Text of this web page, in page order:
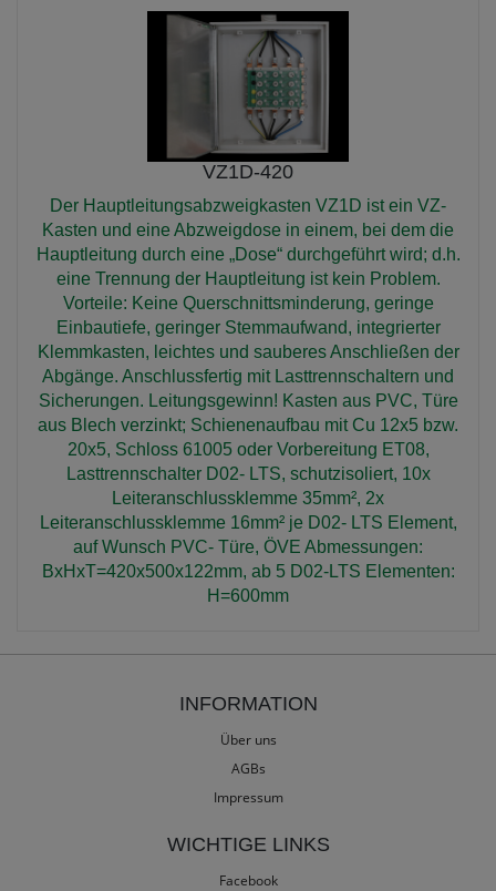
VZ1D-420
Der Hauptleitungsabzweigkasten VZ1D ist ein VZ-
Kasten und eine Abzweigdose in einem, bei dem die
Hauptleitung durch eine „Dose“ durchgeführt wird; d.h.
eine Trennung der Hauptleitung ist kein Problem.
Vorteile: Keine Querschnittsminderung, geringe
Einbautiefe, geringer Stemmaufwand, integrierter
Klemmkasten, leichtes und sauberes Anschließen der
Abgänge. Anschlussfertig mit Lasttrennschaltern und
Sicherungen. Leitungsgewinn! Kasten aus PVC, Türe
aus Blech verzinkt; Schienenaufbau mit Cu 12x5 bzw.
20x5, Schloss 61005 oder Vorbereitung ET08,
Lasttrennschalter D02- LTS, schutzisoliert, 10x
Leiteranschlussklemme 35mm², 2x
Leiteranschlussklemme 16mm² je D02- LTS Element,
auf Wunsch PVC- Türe, ÖVE Abmessungen:
BxHxT=420x500x122mm, ab 5 D02-LTS Elementen:
H=600mm
INFORMATION
Über uns
AGBs
Impressum
WICHTIGE LINKS
Facebook